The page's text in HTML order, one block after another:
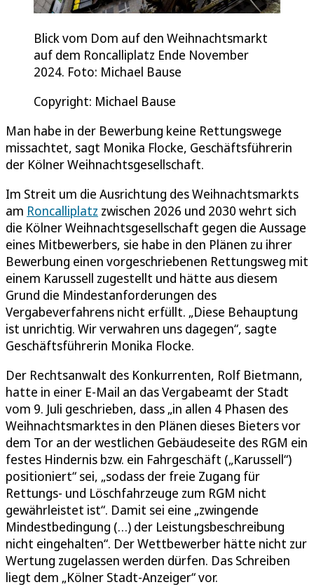
Blick vom Dom auf den Weihnachtsmarkt
auf dem Roncalliplatz Ende November
2024. Foto: Michael Bause
Copyright: Michael Bause
Man habe in der Bewerbung keine Rettungswege
missachtet, sagt Monika Flocke, Geschäftsführerin
der Kölner Weihnachtsgesellschaft.
Im Streit um die Ausrichtung des Weihnachtsmarkts
am Roncalliplatz zwischen 2026 und 2030 wehrt sich
die Kölner Weihnachtsgesellschaft gegen die Aussage
eines Mitbewerbers, sie habe in den Plänen zu ihrer
Bewerbung einen vorgeschriebenen Rettungsweg mit
einem Karussell zugestellt und hätte aus diesem
Grund die Mindestanforderungen des
Vergabeverfahrens nicht erfüllt. „Diese Behauptung
ist unrichtig. Wir verwahren uns dagegen“, sagte
Geschäftsführerin Monika Flocke.
Der Rechtsanwalt des Konkurrenten, Rolf Bietmann,
hatte in einer E-Mail an das Vergabeamt der Stadt
vom 9. Juli geschrieben, dass „in allen 4 Phasen des
Weihnachtsmarktes in den Plänen dieses Bieters vor
dem Tor an der westlichen Gebäudeseite des RGM ein
festes Hindernis bzw. ein Fahrgeschäft („Karussell“)
positioniert“ sei, „sodass der freie Zugang für
Rettungs- und Löschfahrzeuge zum RGM nicht
gewährleistet ist“. Damit sei eine „zwingende
Mindestbedingung (…) der Leistungsbeschreibung
nicht eingehalten“. Der Wettbewerber hätte nicht zur
Wertung zugelassen werden dürfen. Das Schreiben
liegt dem „Kölner Stadt-Anzeiger“ vor.